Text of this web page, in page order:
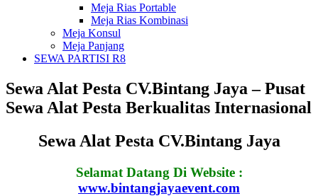
Meja Rias Portable
Meja Rias Kombinasi
Meja Konsul
Meja Panjang
SEWA PARTISI R8
Sewa Alat Pesta CV.Bintang Jaya – Pusat
Sewa Alat Pesta Berkualitas Internasional
Sewa Alat Pesta CV.Bintang Jaya
Selamat Datang Di Website :
www.bintangjayaevent.com